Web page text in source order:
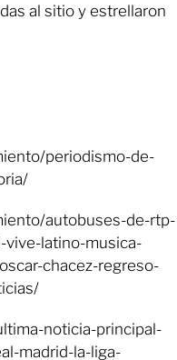
al sitio y estrellaron
periodismo-de-
autobuses-de-rtp-
vive-latino-musica-
chacez-regreso-
noticia-principal-
madrid-la-liga-